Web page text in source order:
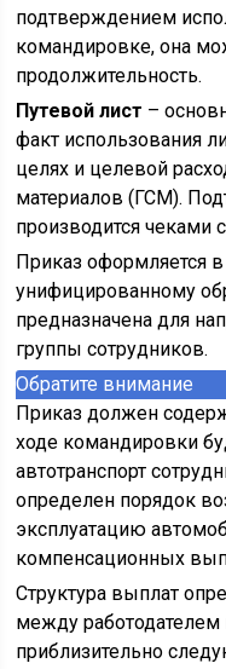
подтверждением
командировке, она
продолжительность.
Путевой лист –
факт использования
целях и целевой
материалов (ГСМ).
производится чеками
Приказ оформляется
унифицированному
предназначена для
группы сотрудников.
Обратите внимание
Приказ должен
ходе командировки
автотранспорт
определен порядок
эксплуатацию
компенсационных
Структура выплат
между
приблизительно